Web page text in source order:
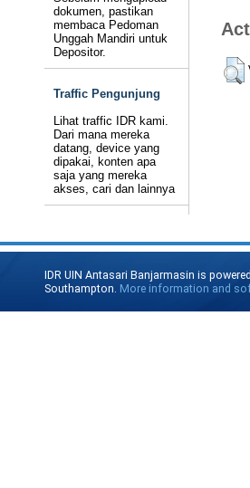
dokumen, pastikan
membaca Pedoman
Unggah Mandiri untuk
Depositor.
Traffic Pengunjung
Lihat traffic IDR kami.
Dari mana mereka
datang, device yang
dipakai, konten apa
saja yang mereka
akses, cari dan lainnya
IDR UIN Antasari Banjarmasin is
Southampton. More information and